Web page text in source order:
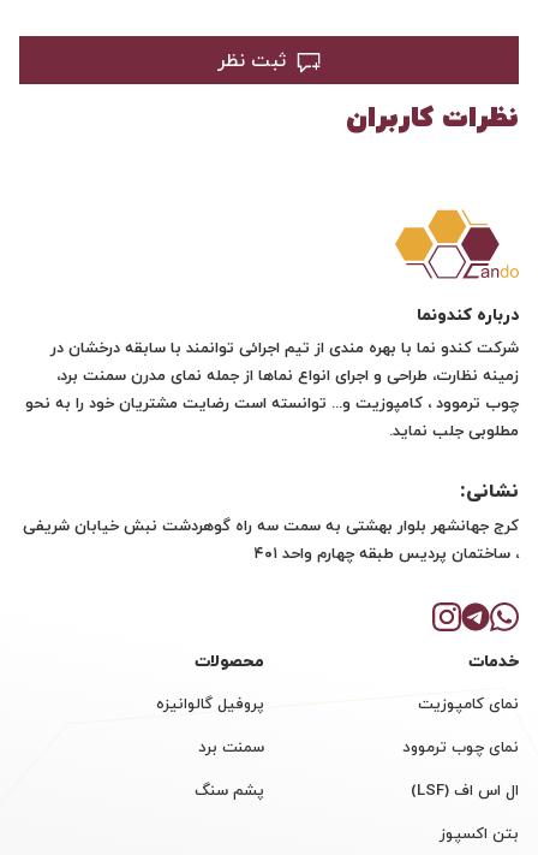
نظرات کاربران
درباره کندونما
شرکت کندو نما با بهره مندی از تیم اجرائی توانمند با سابقه درخشان در
زمینه نظارت، طراحی و اجرای انواع نماها از جمله نمای مدرن سمنت برد،
چوب ترموود ، کامپوزیت و... توانسته است رضایت مشتریان خود را به نحو
مطلوبی جلب نماید.
نشانی:
کرج جهانشهر بلوار بهشتی به سمت سه راه گوهردشت نبش خیابان شریفی
، ساختمان پردیس طبقه چهارم واحد ۴۰۱
خدمات
نمای کامپوزیت
نمای چوب ترموود
ال اس اف (LSF)
بتن اکسپوز
محصولات
پروفیل گالوانیزه
سمنت برد
پشم سنگ